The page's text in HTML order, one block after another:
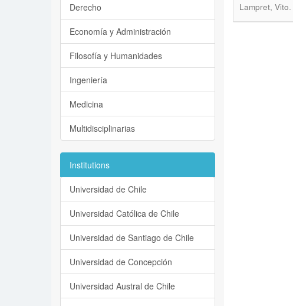
Lampret, Vito.
Derecho
Economía y Administración
Filosofía y Humanidades
Ingeniería
Medicina
Multidisciplinarias
Institutions
Universidad de Chile
Universidad Católica de Chile
Universidad de Santiago de Chile
Universidad de Concepción
Universidad Austral de Chile